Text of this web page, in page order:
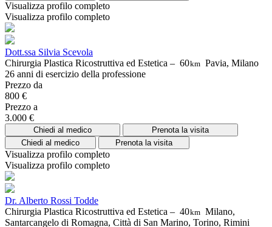
Visualizza profilo completo
Visualizza profilo completo
Dott.ssa Silvia Scevola
Chirurgia Plastica Ricostruttiva ed Estetica – 60km Pavia, Milano
26 anni di esercizio della professione
Prezzo da
800 €
Prezzo a
3.000 €
Chiedi al medico
Prenota la visita
Chiedi al medico
Prenota la visita
Visualizza profilo completo
Visualizza profilo completo
Dr. Alberto Rossi Todde
Chirurgia Plastica Ricostruttiva ed Estetica – 40km Milano,
Santarcangelo di Romagna, Città di San Marino, Torino, Rimini